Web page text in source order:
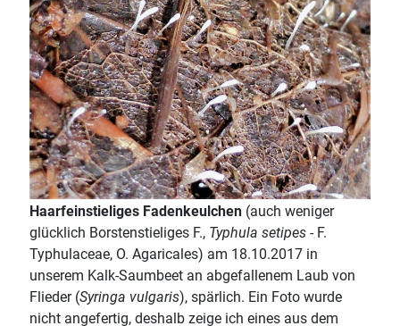
Haarfeinstieliges Fadenkeulchen (auch weniger
glücklich Borstenstieliges F., Typhula setipes - F.
Typhulaceae, O. Agaricales) am 18.10.2017 in
unserem Kalk-Saumbeet an abgefallenem Laub von
Flieder (Syringa vulgaris), spärlich. Ein Foto wurde
nicht angefertig, deshalb zeige ich eines aus dem